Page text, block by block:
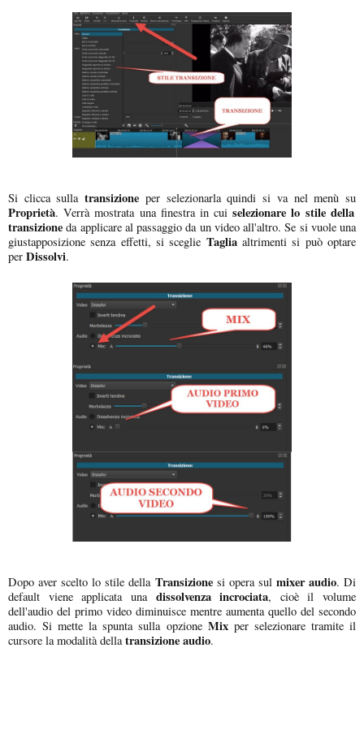
Si clicca sullatransizione per selezionarla quindi si va nel menù su
Proprietà. Verrà mostrata una finestra in cuiselezionare lo stile della
transizione da applicare al passaggio da un video all'altro. Se si vuole una
giustapposizione senza effetti, si sceglie Tagliaaltrimenti si può optare
per Dissolvi.
Dopo aver scelto lo stile della Transizione si opera sul mixer audio. Di
default viene applicata una dissolvenza incrociata, cioè il volume
dell'audio del primo video diminuisce mentre aumenta quello del secondo
audio. Si mette la spunta sulla opzioneMixper selezionare tramite il
cursore la modalità dellatransizione audio.